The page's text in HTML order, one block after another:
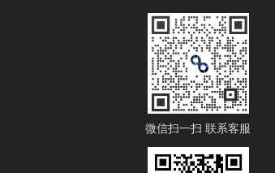
微信扫一扫 联系客服